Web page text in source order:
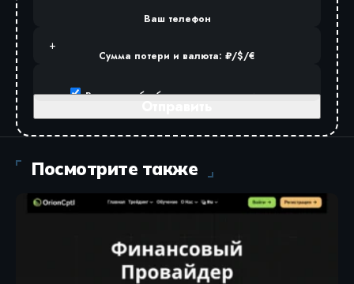
Ваш телефон
Сумма потери и валюта: ₽/$/€
Разрешаюобработку персональных данных.
Посмотрите также